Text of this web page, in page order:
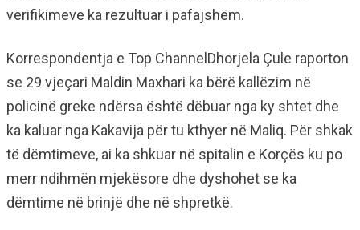
verifikimeve ka rezultuar i pafajshëm.
Korrespondentja e Top ChannelDhorjela Çule raporton
se 29 vjeçari Maldin Maxhari ka bërë kallëzim në
policinë greke ndërsa është dëbuar nga ky shtet dhe
ka kaluar nga Kakavija për tu kthyer në Maliq. Për shkak
të dëmtimeve, ai ka shkuar në spitalin e Korçës ku po
merr ndihmën mjekësore dhe dyshohet se ka
dëmtime në brinjë dhe në shpretkë.